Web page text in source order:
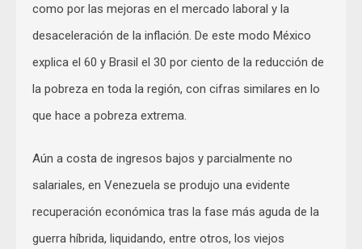
como por las mejoras en el mercado laboral y la
desaceleración de la inflación. De este modo México
explica el 60 y Brasil el 30 por ciento de la reducción de
la pobreza en toda la región, con cifras similares en lo
que hace a pobreza extrema.
Aún a costa de ingresos bajos y parcialmente no
salariales, en Venezuela se produjo una evidente
recuperación económica tras la fase más aguda de la
guerra híbrida, liquidando, entre otros, los viejos